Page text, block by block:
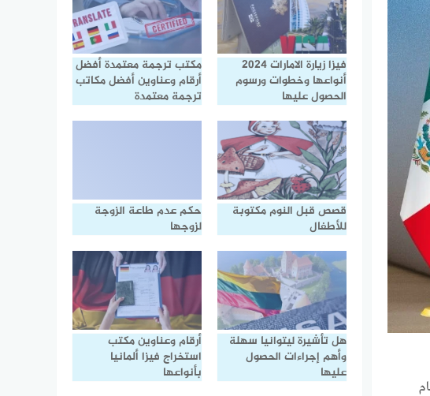
فيزا زيارة الامارات 2024
أنواعها وخطوات ورسوم
الحصول عليها
مكتب ترجمة معتمدة أفضل
أرقام وعناوين أفضل مكاتب
ترجمة معتمدة
قصص قبل النوم مكتوبة
للأطفال
حكم عدم طاعة الزوجة
لزوجها
هل تأشيرة ليتوانيا سهلة
وأهم إجراءات الحصول
عليها
أرقام وعناوين مكتب
استخراج فيزا ألمانيا
بأنواعها